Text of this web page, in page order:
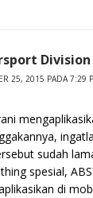
Division
25, 2015 PADA 7:29
sudah
spesial,
di